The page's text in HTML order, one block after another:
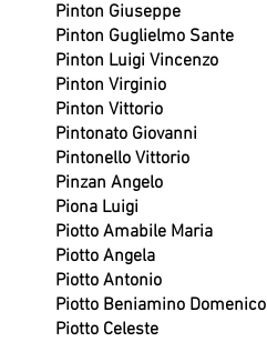
Pinton Giuseppe
Pinton Guglielmo Sante
Pinton Luigi Vincenzo
Pinton Virginio
Pinton Vittorio
Pintonato Giovanni
Pintonello Vittorio
Pinzan Angelo
Piona Luigi
Piotto Amabile Maria
Piotto Angela
Piotto Antonio
Piotto Beniamino Domenico
Piotto Celeste